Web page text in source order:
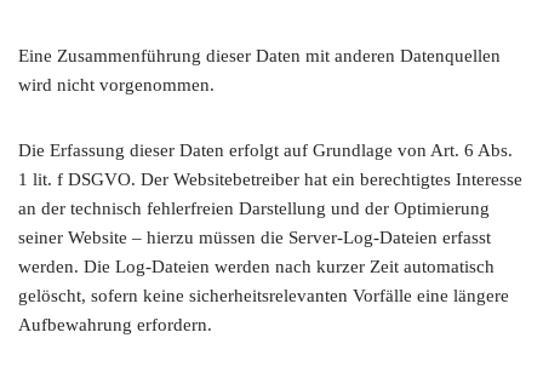
Eine Zusammenführung dieser Daten mit anderen Datenquellen
wird nicht vorgenommen.
Die Erfassung dieser Daten erfolgt auf Grundlage von Art. 6 Abs.
1 lit. f DSGVO. Der Websitebetreiber hat ein berechtigtes Interesse
an der technisch fehlerfreien Darstellung und der Optimierung
seiner Website – hierzu müssen die Server-Log-Dateien erfasst
werden. Die Log-Dateien werden nach kurzer Zeit automatisch
gelöscht, sofern keine sicherheitsrelevanten Vorfälle eine längere
Aufbewahrung erfordern.